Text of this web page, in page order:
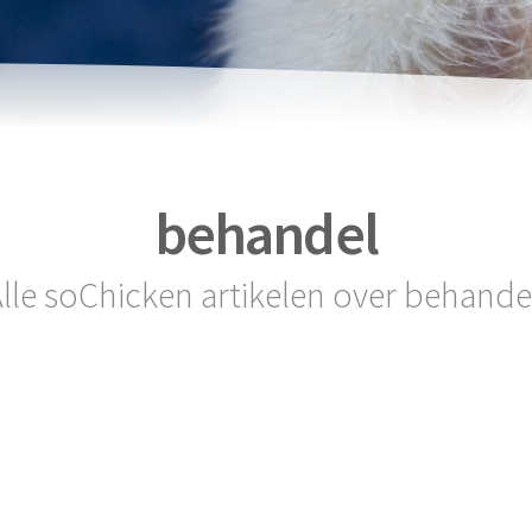
behandel
soChicken artikelen over